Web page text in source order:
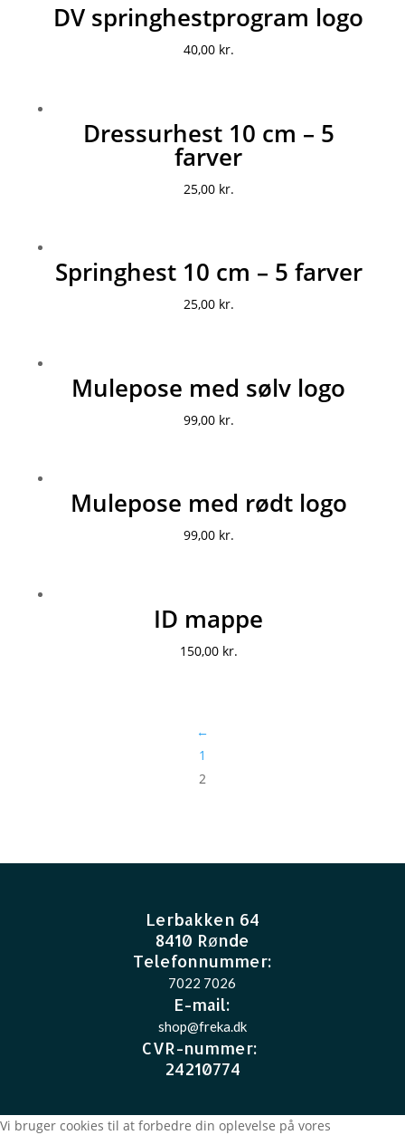
DV springhestprogram logo
40,00 kr.
Dressurhest 10 cm – 5
farver
25,00 kr.
Springhest 10 cm – 5 farver
25,00 kr.
Mulepose med sølv logo
99,00 kr.
Mulepose med rødt logo
99,00 kr.
ID mappe
150,00 kr.
←
1
2
Lerbakken 64
8410 Rønde
Telefonnummer:
7022 7026
E-mail:
shop@freka.dk
CVR-nummer:
24210774
Vi bruger cookies til at forbedre din oplevelse på vores